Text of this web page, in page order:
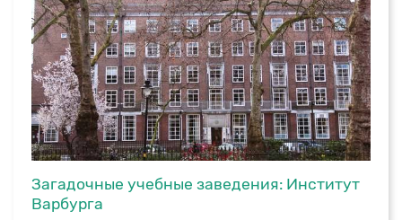
Загадочные учебные заведения: Институт
Варбурга